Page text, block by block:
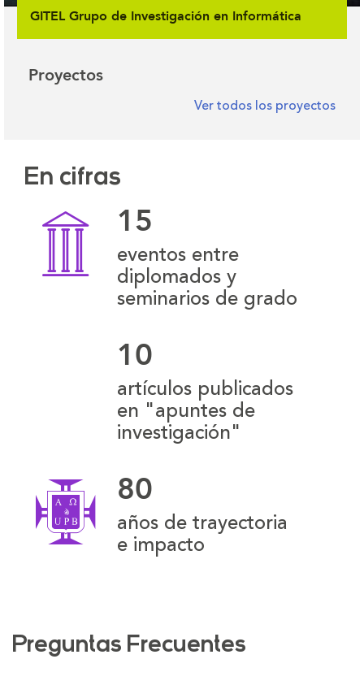
GITEL Grupo de Investigación en Informática
Proyectos
Ver todos los proyectos
En cifras
15
eventos entre
diplomados y
seminarios de grado
10
artículos publicados
en "apuntes de
investigación"
80
años de trayectoria
e impacto
Preguntas Frecuentes